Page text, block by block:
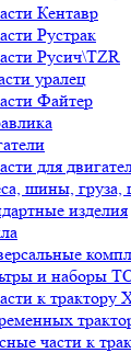
Кентавр
Рустрак
Русич\TZR
уралец
Файтер
для
шины, груза,
изделия
и наборы
к трактору
части к